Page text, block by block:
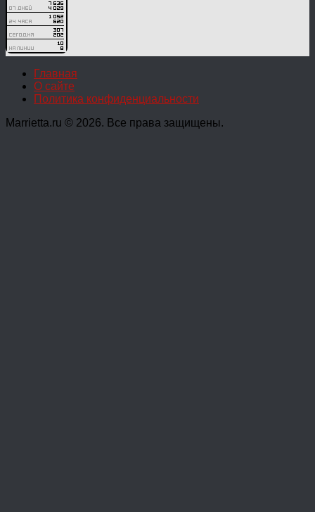
Главная
О сайте
Политика конфиденциальности
Marrietta.ru © 2026. Все права защищены.